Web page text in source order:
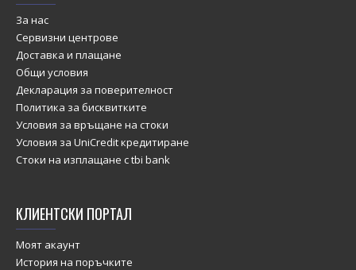
За нас
Сервизни центрове
Доставка и плащане
Общи условия
Декларация за поверителност
Политика за бисквитките
Условия за връщане на стоки
Условия за UniCredit кредитиране
Стоки на изплащане с tbi bank
КЛИЕНТСКИ ПОРТАЛ
Моят акаунт
История на поръчките